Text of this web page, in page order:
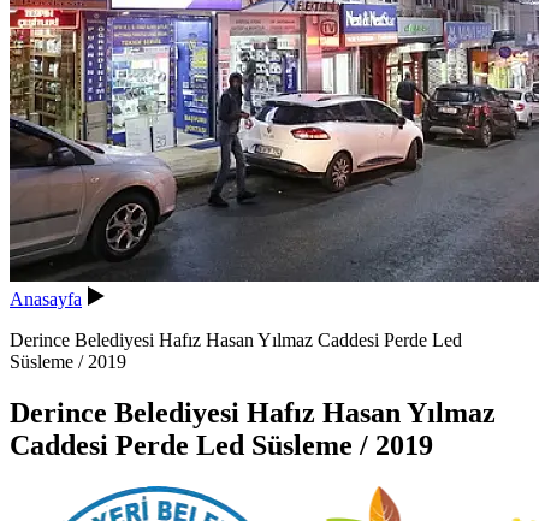
Anasayfa
Derince Belediyesi Hafız Hasan Yılmaz Caddesi Perde Led
Süsleme / 2019
Derince Belediyesi Hafız Hasan Yılmaz
Caddesi Perde Led Süsleme / 2019